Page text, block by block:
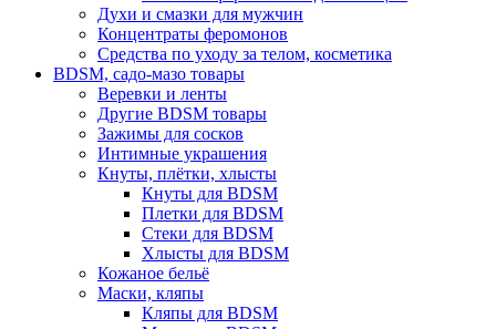
Духи и смазки для мужчин
Концентраты феромонов
Средства по уходу за телом, косметика
BDSM, садо-мазо товары
Веревки и ленты
Другие BDSM товары
Зажимы для сосков
Интимные украшения
Кнуты, плётки, хлысты
Кнуты для BDSM
Плетки для BDSM
Стеки для BDSM
Хлысты для BDSM
Кожаное бельё
Маски, кляпы
Кляпы для BDSM